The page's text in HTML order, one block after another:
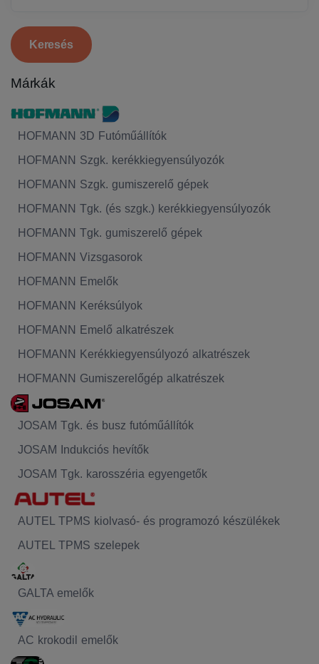
Márkák
HOFMANN 3D Futóműállítók
HOFMANN Szgk. kerékkiegyensúlyozók
HOFMANN Szgk. gumiszerelő gépek
HOFMANN Tgk. (és szgk.) kerékkiegyensúlyozók
HOFMANN Tgk. gumiszerelő gépek
HOFMANN Vizsgasorok
HOFMANN Emelők
HOFMANN Keréksúlyok
HOFMANN Emelő alkatrészek
HOFMANN Kerékkiegyensúlyozó alkatrészek
HOFMANN Gumiszerelőgép alkatrészek
JOSAM Tgk. és busz futóműállítók
JOSAM Indukciós hevítők
JOSAM Tgk. karosszéria egyengetők
AUTEL TPMS kiolvasó- és programozó készülékek
AUTEL TPMS szelepek
GALTA emelők
AC krokodil emelők